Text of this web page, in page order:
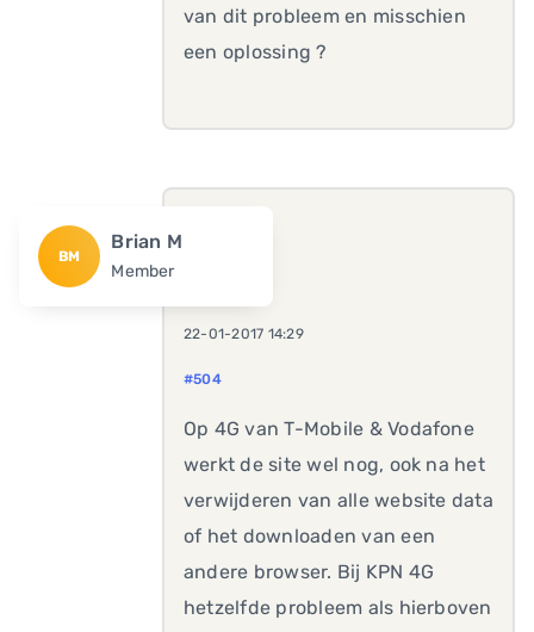
van dit probleem en misschien
een oplossing ?
BM
Brian M
Member
22-01-2017 14:29
#504
Op 4G van T-Mobile & Vodafone
werkt de site wel nog, ook na het
verwijderen van alle website data
of het downloaden van een
andere browser. Bij KPN 4G
hetzelfde probleem als hierboven